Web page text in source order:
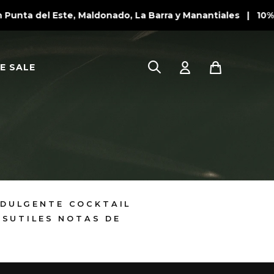
Este, Maldonado, La Barra y Manantiales |
SALE
COCKTAIL
NOTAS DE